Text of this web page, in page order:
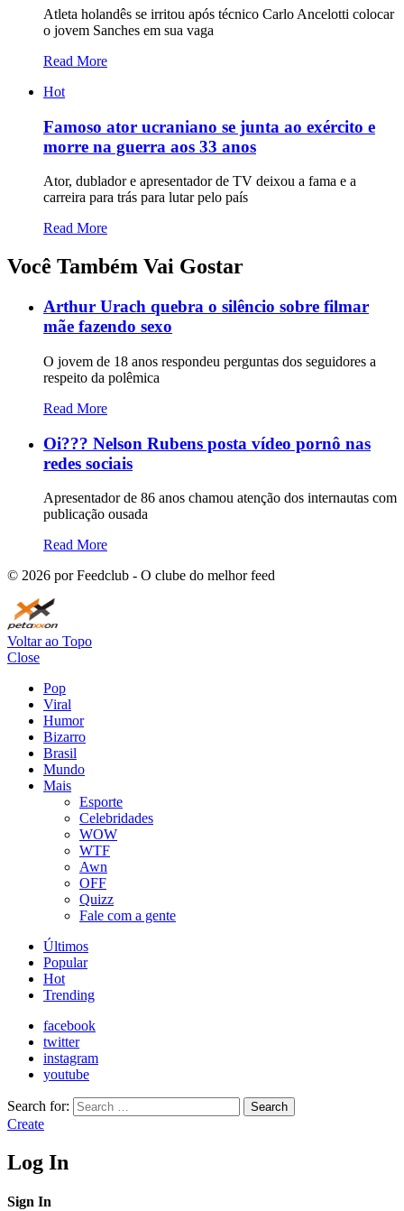
Atleta holandês se irritou após técnico Carlo Ancelotti colocar
o jovem Sanches em sua vaga
Read More
Hot
Famoso ator ucraniano se junta ao exército e
morre na guerra aos 33 anos
Ator, dublador e apresentador de TV deixou a fama e a
carreira para trás para lutar pelo país
Read More
Você Também Vai Gostar
Arthur Urach quebra o silêncio sobre filmar
mãe fazendo sexo
O jovem de 18 anos respondeu perguntas dos seguidores a
respeito da polêmica
Read More
Oi??? Nelson Rubens posta vídeo pornô nas
redes sociais
Apresentador de 86 anos chamou atenção dos internautas com
publicação ousada
Read More
© 2026 por Feedclub - O clube do melhor feed
Voltar ao Topo
Close
Pop
Viral
Humor
Bizarro
Brasil
Mundo
Mais
Esporte
Celebridades
WOW
WTF
Awn
OFF
Quizz
Fale com a gente
Últimos
Popular
Hot
Trending
facebook
twitter
instagram
youtube
Search for: Search
Create
Log In
Sign In